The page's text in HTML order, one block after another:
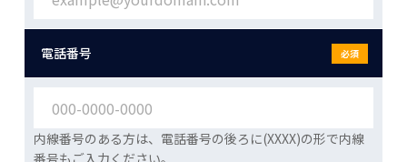
電話番号 必須
内線番号のある方は、電話番号の後ろに(XXXX)の形で内線
番号もご入力ください。